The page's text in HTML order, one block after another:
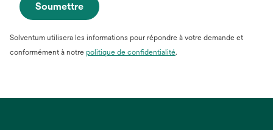
Soumettre
Solventum utilisera les informations pour répondre à votre demande et
conformément à notre politique de confidentialité.